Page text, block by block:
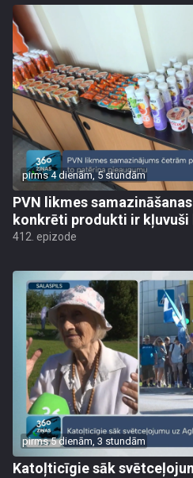
pirms 4 dienām, 5 stundām
PVN likmes
konkrēti produkti ir kļuvuši
412. epizode
pirms 5 dienām, 3 stundām
Katoļticīgie sāk